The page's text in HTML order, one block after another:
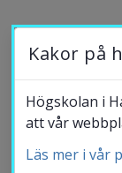
Högskolan i
ett unikt
inom
Kakor på
Högskolan i
att vår
Läs mer i vår